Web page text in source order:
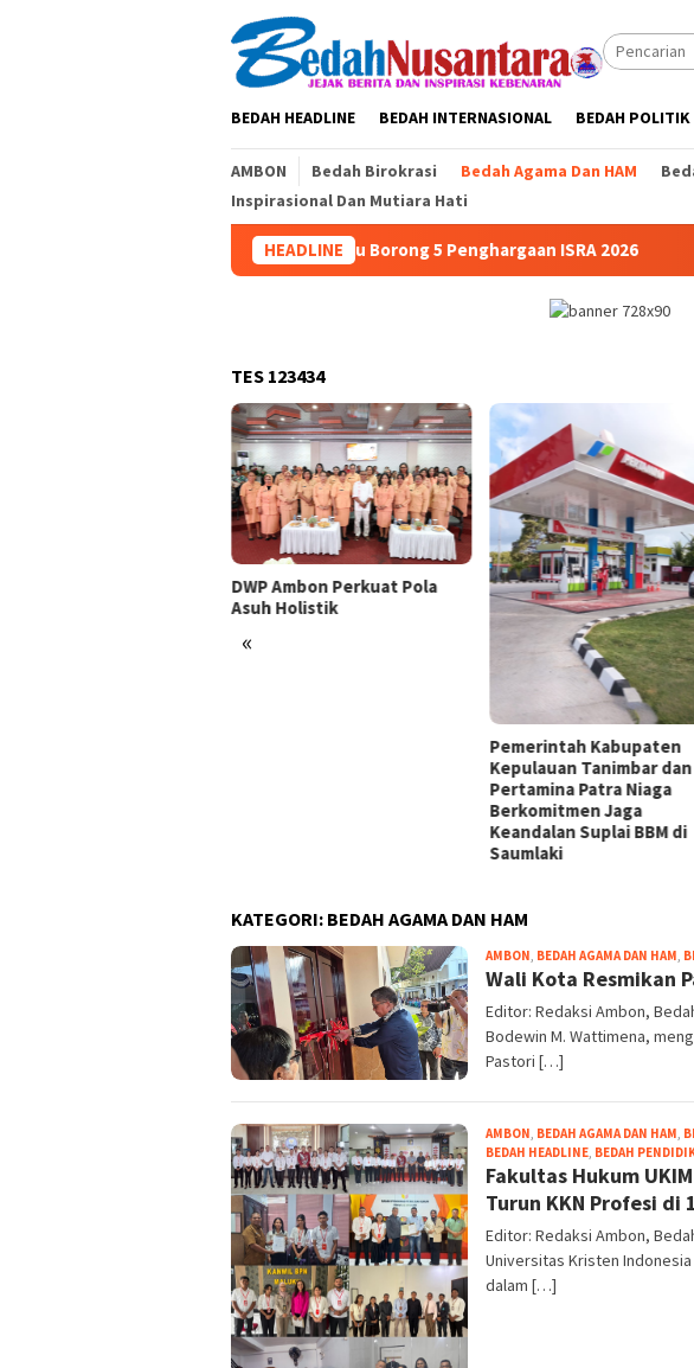
BEDAH HEADLINE BEDAH INTERNASIONAL BEDAH POLITIK
AMBON Bedah Birokrasi Bedah Agama Dan HAM
Inspirasional Dan Mutiara Hati
HEADLINE
Regional Papua Maluku Borong 5 Penghargaan ISRA 2026 Anos Minta
TES 123434
«
DWP Ambon Perkuat Pola
Asuh Holistik
Pemerintah Kabupaten
Kepulauan Tanimbar dan
Pertamina Patra Niaga
Berkomitmen Jaga
Keandalan Suplai BBM di
Saumlaki
KATEGORI: BEDAH AGAMA DAN HAM
AMBON, BEDAH AGAMA DAN HAM,
Wali Kota Resmikan
Editor: Redaksi Ambon,
Bodewin M. Wattimena,
Pastori […]
AMBON, BEDAH AGAMA DAN HAM,
BEDAH HEADLINE, BEDAH
Fakultas Hukum
Turun KKN Profesi di
Editor: Redaksi Ambon,
Universitas Kristen
dalam […]